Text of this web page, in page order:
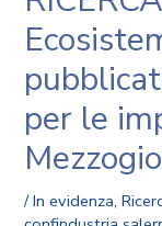
per le
/In evidenza,